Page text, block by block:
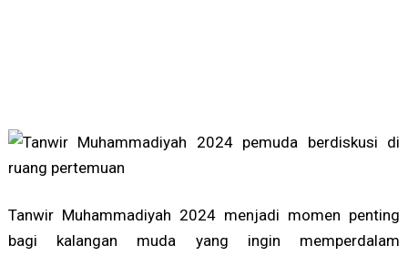
Tanwir Muhammadiyah 2024 menjadi momen penting
bagi kalangan muda yang ingin memperdalam